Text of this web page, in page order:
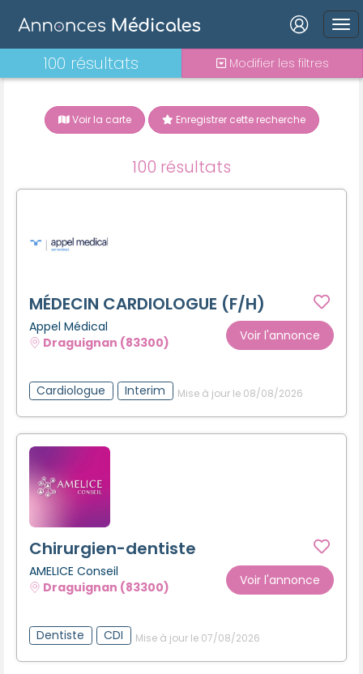
Connexion
Connexion
Se connecter avec LinkedIn
Inscrivez-vous en un clic !
100 résultats Modifier les filtres
Voir la carte Enregistrer cette recherche
100 résultats
MÉDECIN CARDIOLOGUE (F/H)
Appel Médical
Draguignan (83300)
Voir l'annonce
Cardiologue Interim Mise à jour le 08/08/2026
Chirurgien-dentiste
AMELICE Conseil
Draguignan (83300)
Voir l'annonce
Dentiste CDI Mise à jour le 07/08/2026